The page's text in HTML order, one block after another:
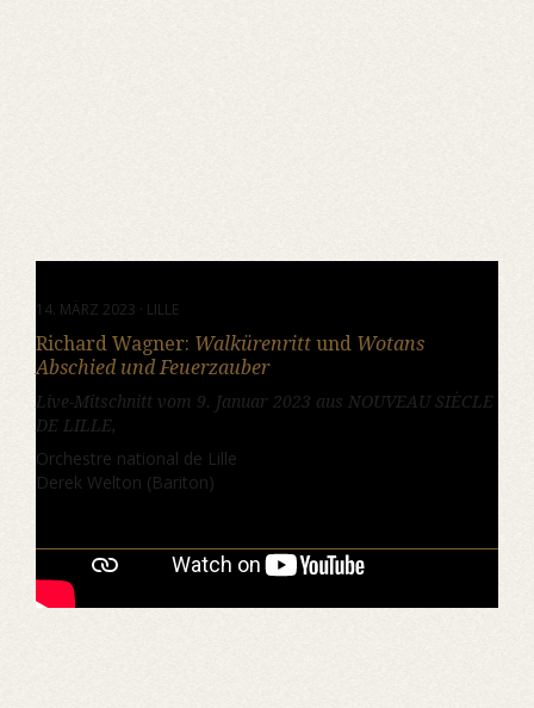
14. MÄRZ 2023 · LILLE
Richard Wagner: Walkürenritt und Wotans
Abschied und Feuerzauber
Live-Mitschnitt vom 9. Januar 2023 aus NOUVEAU SIÈCLE
DE LILLE,
Orchestre national de Lille
Derek Welton (Bariton)